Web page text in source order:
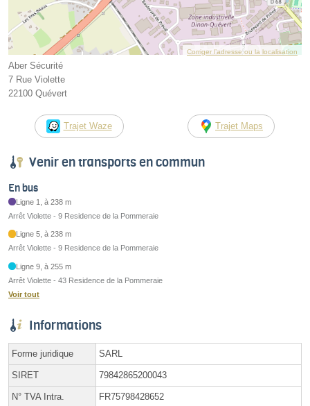
Corriger l’adresse ou la localisation
Aber Sécurité
7 Rue Violette
22100 Quévert
Trajet Waze Trajet Maps
Venir en transports en commun
En bus
Ligne 1, à 238 m
Arrêt Violette - 9 Residence de la Pommeraie
Ligne 5, à 238 m
Arrêt Violette - 9 Residence de la Pommeraie
Ligne 9, à 255 m
Arrêt Violette - 43 Residence de la Pommeraie
Voir tout
Informations
Forme juridique SARL
SIRET 79842865200043
N° TVA Intra. FR75798428652